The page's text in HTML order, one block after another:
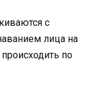
с
лица на
по